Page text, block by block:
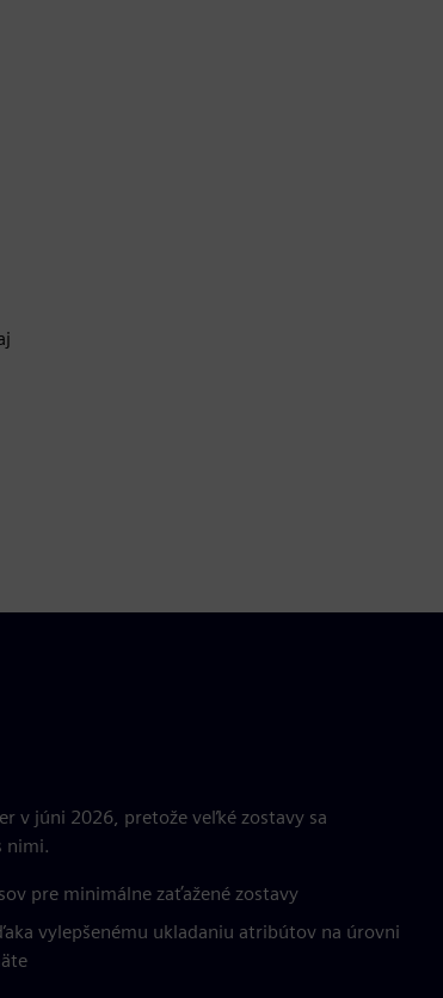
v júni 2026, pretože veľké zostavy sa
nimi.
pre minimálne zaťažené zostavy
vylepšenému ukladaniu atribútov na úrovni